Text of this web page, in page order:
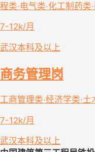
程类·电气类·化工制药类
7-12k/月
武汉本科及以上
商务管理岗
工商管理类·经济学类·土
7-12k/月
武汉本科及以上